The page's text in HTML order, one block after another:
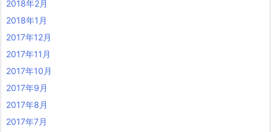
2018年2月
2018年1月
2017年12月
2017年11月
2017年10月
2017年9月
2017年8月
2017年7月